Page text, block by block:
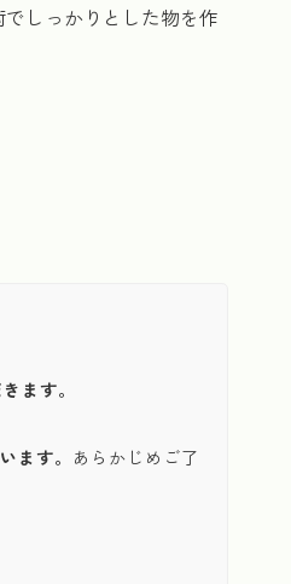
しっかりとした物を作
ます。
ます。
あらかじめご了